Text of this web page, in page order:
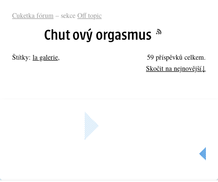
Cuketka fórum – sekce Off topic
Štítky: la galerie,
59 příspěvků celkem.
Skočit na nejnovější↓